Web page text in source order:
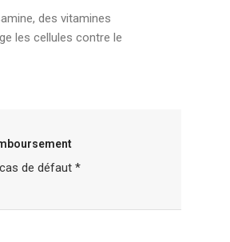
des vitamines
les cellules contre le
de défaut *